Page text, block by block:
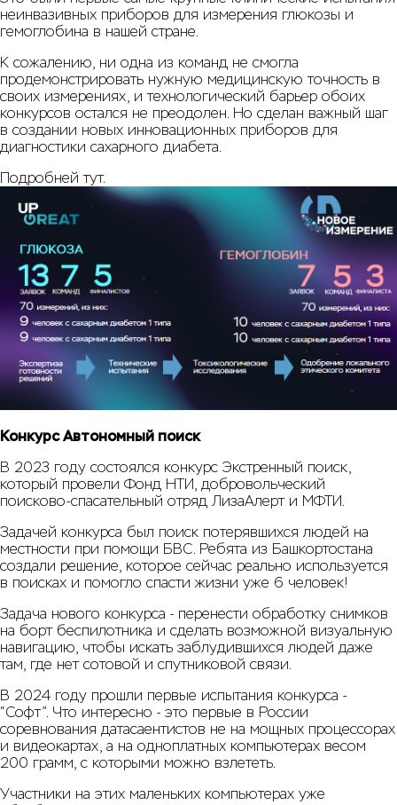
неинвазивных приборов для измерения глюкозы и
гемоглобина в нашей стране.
К сожалению, ни одна из команд не смогла
продемонстрировать нужную медицинскую точность в
своих измерениях, и технологический барьер обоих
конкурсов остался не преодолен. Но сделан важный шаг
в создании новых инновационных приборов для
диагностики сахарного диабета.
Подробнейтут.
Конкурс Автономный поиск
В 2023 году состоялся конкурс Экстренный поиск,
который провели Фонд НТИ, добровольческий
поисково-спасательный отряд ЛизаАлерт и МФТИ.
Задачей конкурса был поиск потерявшихся людей на
местности при помощи БВС. Ребята из Башкортостана
создали решение, которое сейчас реально используется
в поисках и помогло спасти жизни уже 6 человек!
Задача нового конкурса - перенести обработку снимков
на борт беспилотника и сделать возможной визуальную
навигацию, чтобы искать заблудившихся людей даже
там, где нет сотовой и спутниковой связи.
В 2024 году прошли первые испытания конкурса -
“Софт”. Что интересно - это первые в России
соревнования датасаентистов не на мощных процессорах
и видеокартах, а на одноплатных компьютерах весом
200 грамм, с которыми можно взлететь.
Участники на этих маленьких компьютерах уже